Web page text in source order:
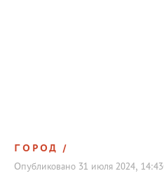
ГОРОД
Опубликовано 31 июля 2024, 14:43